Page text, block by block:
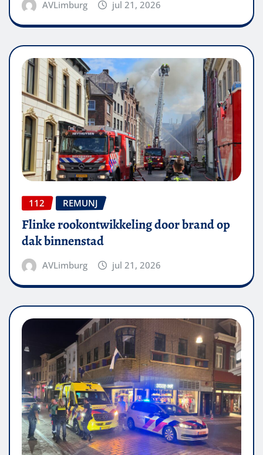
AVLimburg jul 21, 2026
112 REMUNJ
Flinke rookontwikkeling door brand op
dak binnenstad
AVLimburg jul 21, 2026